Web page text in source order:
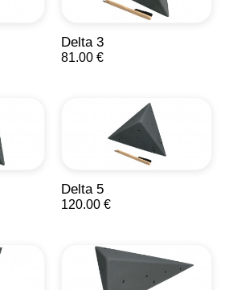
Delta 3
81.00 €
Delta 5
120.00 €